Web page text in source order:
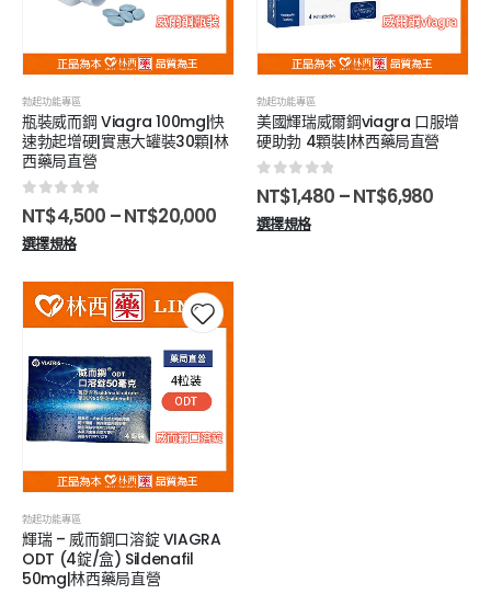
勃起功能專區
瓶裝威而鋼 Viagra 100mg|快
速勃起增硬|實惠大罐裝30顆|林
西藥局直營
0out of 5
NT$4,500 –NT$20,000
選擇規格
勃起功能專區
美國輝瑞威爾鋼viagra 口服增
硬助勃 4顆裝|林西藥局直營
0out of 5
NT$1,480 –NT$6,980
選擇規格
勃起功能專區
輝瑞 – 威而鋼口溶錠 VIAGRA
ODT (4錠/盒) Sildenafil
50mg|林西藥局直營